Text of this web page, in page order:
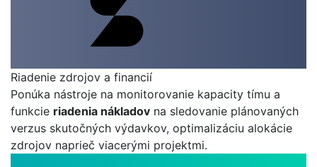
Riadenie zdrojov a financií
Ponúka nástroje na monitorovanie kapacity tímu a
funkcie riadenia nákladov na sledovanie plánovaných
verzus skutočných výdavkov, optimalizáciu alokácie
zdrojov naprieč viacerými projektmi.